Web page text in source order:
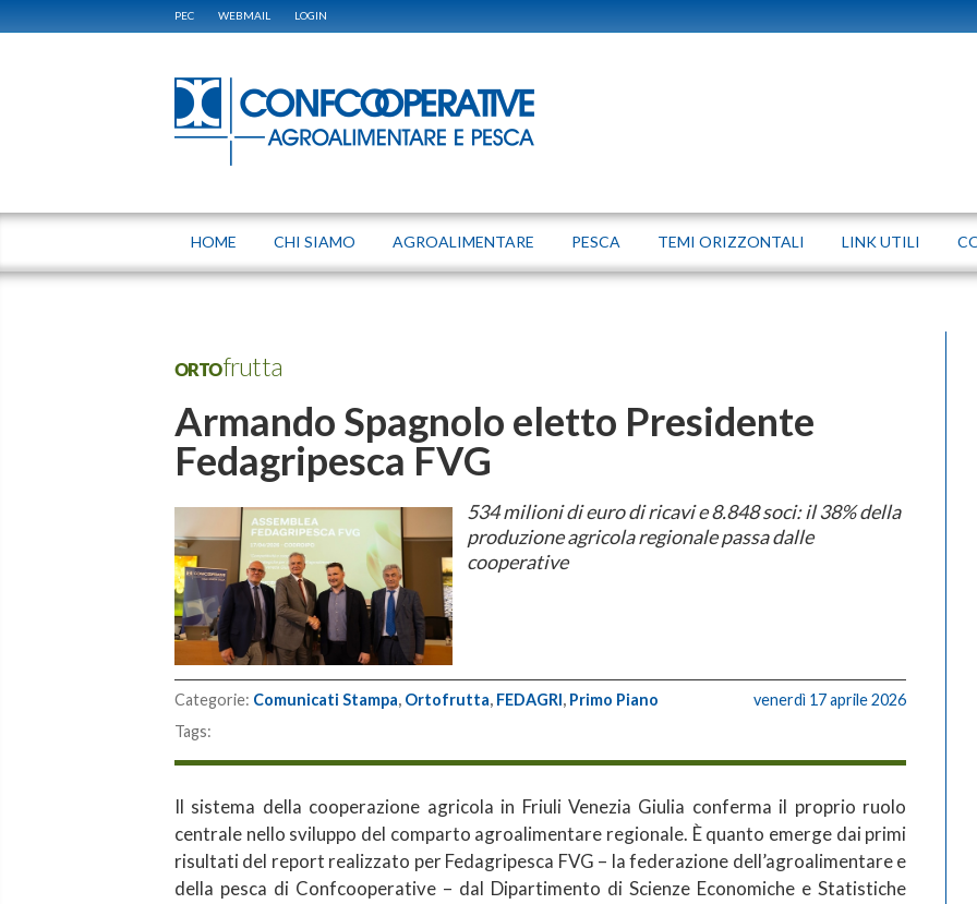
PEC WEBMAIL LOGIN
HOME CHI SIAMO AGROALIMENTARE PESCA TEMI ORIZZONTALI LINK UTILI
ORTOfrutta
Armando Spagnolo eletto Presidente
Fedagripesca FVG
534 milioni di euro di ricavi e 8.848 soci: il 38% della
produzione agricola regionale passa dalle
cooperative
venerdì 17 aprile 2026
Categorie: Comunicati Stampa, Ortofrutta, FEDAGRI, Primo Piano
Tags:
Il sistema della cooperazione agricola in Friuli Venezia Giulia conferma il proprio ruolo
centrale nello sviluppo del comparto agroalimentare regionale. È quanto emerge dai primi
risultati del report realizzato per Fedagripesca FVG – la federazione dell’agroalimentare e
della pesca di Confcooperative – dal Dipartimento di Scienze Economiche e Statistiche